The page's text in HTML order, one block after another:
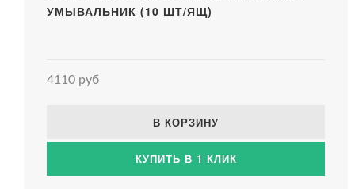
УМЫВАЛЬНИК (10 ШТ/ЯЩ)
4110 руб
В КОРЗИНУ
КУПИТЬ В 1 КЛИК